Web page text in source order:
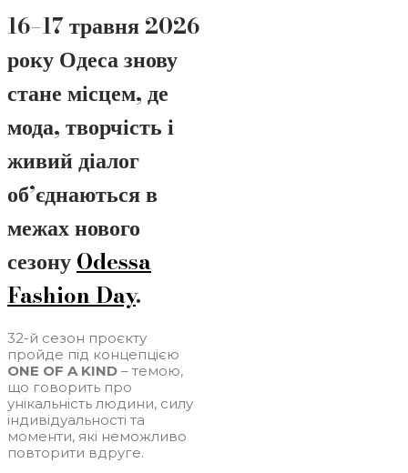
16–17 травня 2026
року Одеса знову
стане місцем, де
мода, творчість і
живий діалог
об’єднаються в
межах нового
сезонуOdessa
Fashion Day.
32-й сезон проєкту
пройде під концепцією
ONE OF A KIND – темою,
що говорить про
унікальність людини, силу
індивідуальності та
моменти, які неможливо
повторити вдруге.